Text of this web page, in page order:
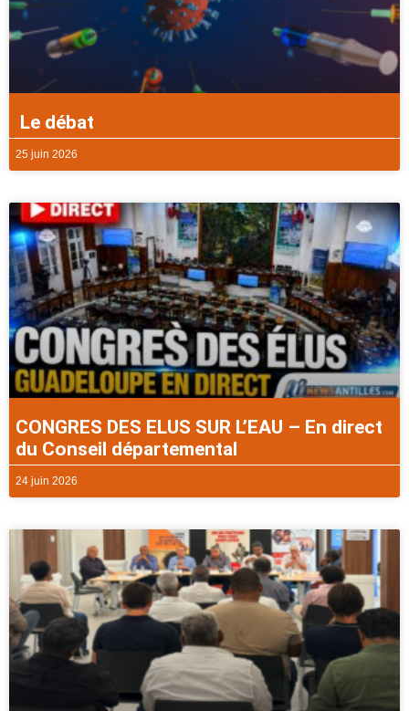
Le débat
25 juin 2026
CONGRES DES ELUS SUR L’EAU – En direct
du Conseil départemental
24 juin 2026